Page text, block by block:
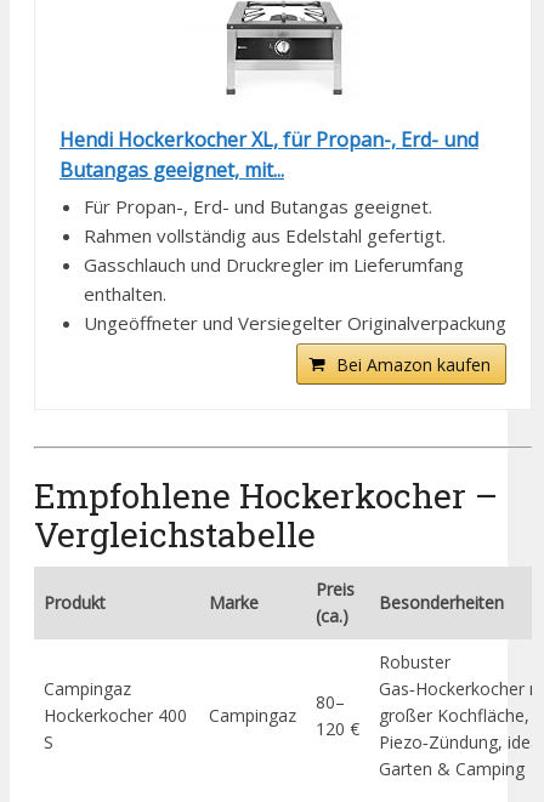
Hendi Hockerkocher XL, für Propan-, Erd- und
Butangas geeignet, mit...
Für Propan-, Erd- und Butangas geeignet.
Rahmen vollständig aus Edelstahl gefertigt.
Gasschlauch und Druckregler im Lieferumfang
enthalten.
Ungeöffneter und Versiegelter Originalverpackung
Bei Amazon kaufen
Empfohlene Hockerkocher –
Vergleichstabelle
Produkt Marke
Preis
(ca.)
Besonderheiten
Campingaz
Hockerkocher 400
S
Campingaz
80–
120 €
Robuster
Gas‑Hockerkocher
großer Kochfläche,
Piezo‑Zündung,
Garten & Camping